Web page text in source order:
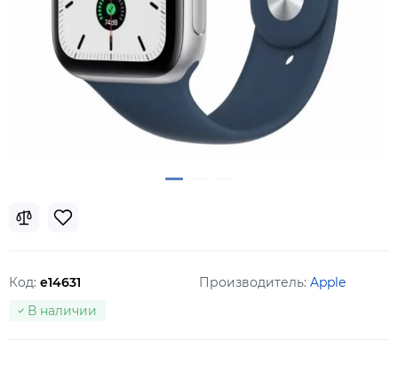
Код: e14631 Производитель: Apple
В наличии